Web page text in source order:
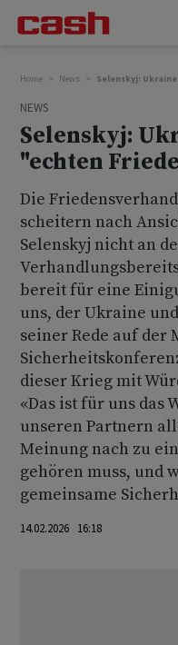
Home News Selenskyj:
NEWS
Selenskyj:
"echten
Die
scheitern nach
Selenskyj nicht an
bereit für eine
uns, der Ukraine
seiner Rede auf der
dieser Krieg mit
«Das ist für uns das
unseren Partnern
Meinung nach zu
gehören muss, und
gemeinsame
14.02.2026 16:18